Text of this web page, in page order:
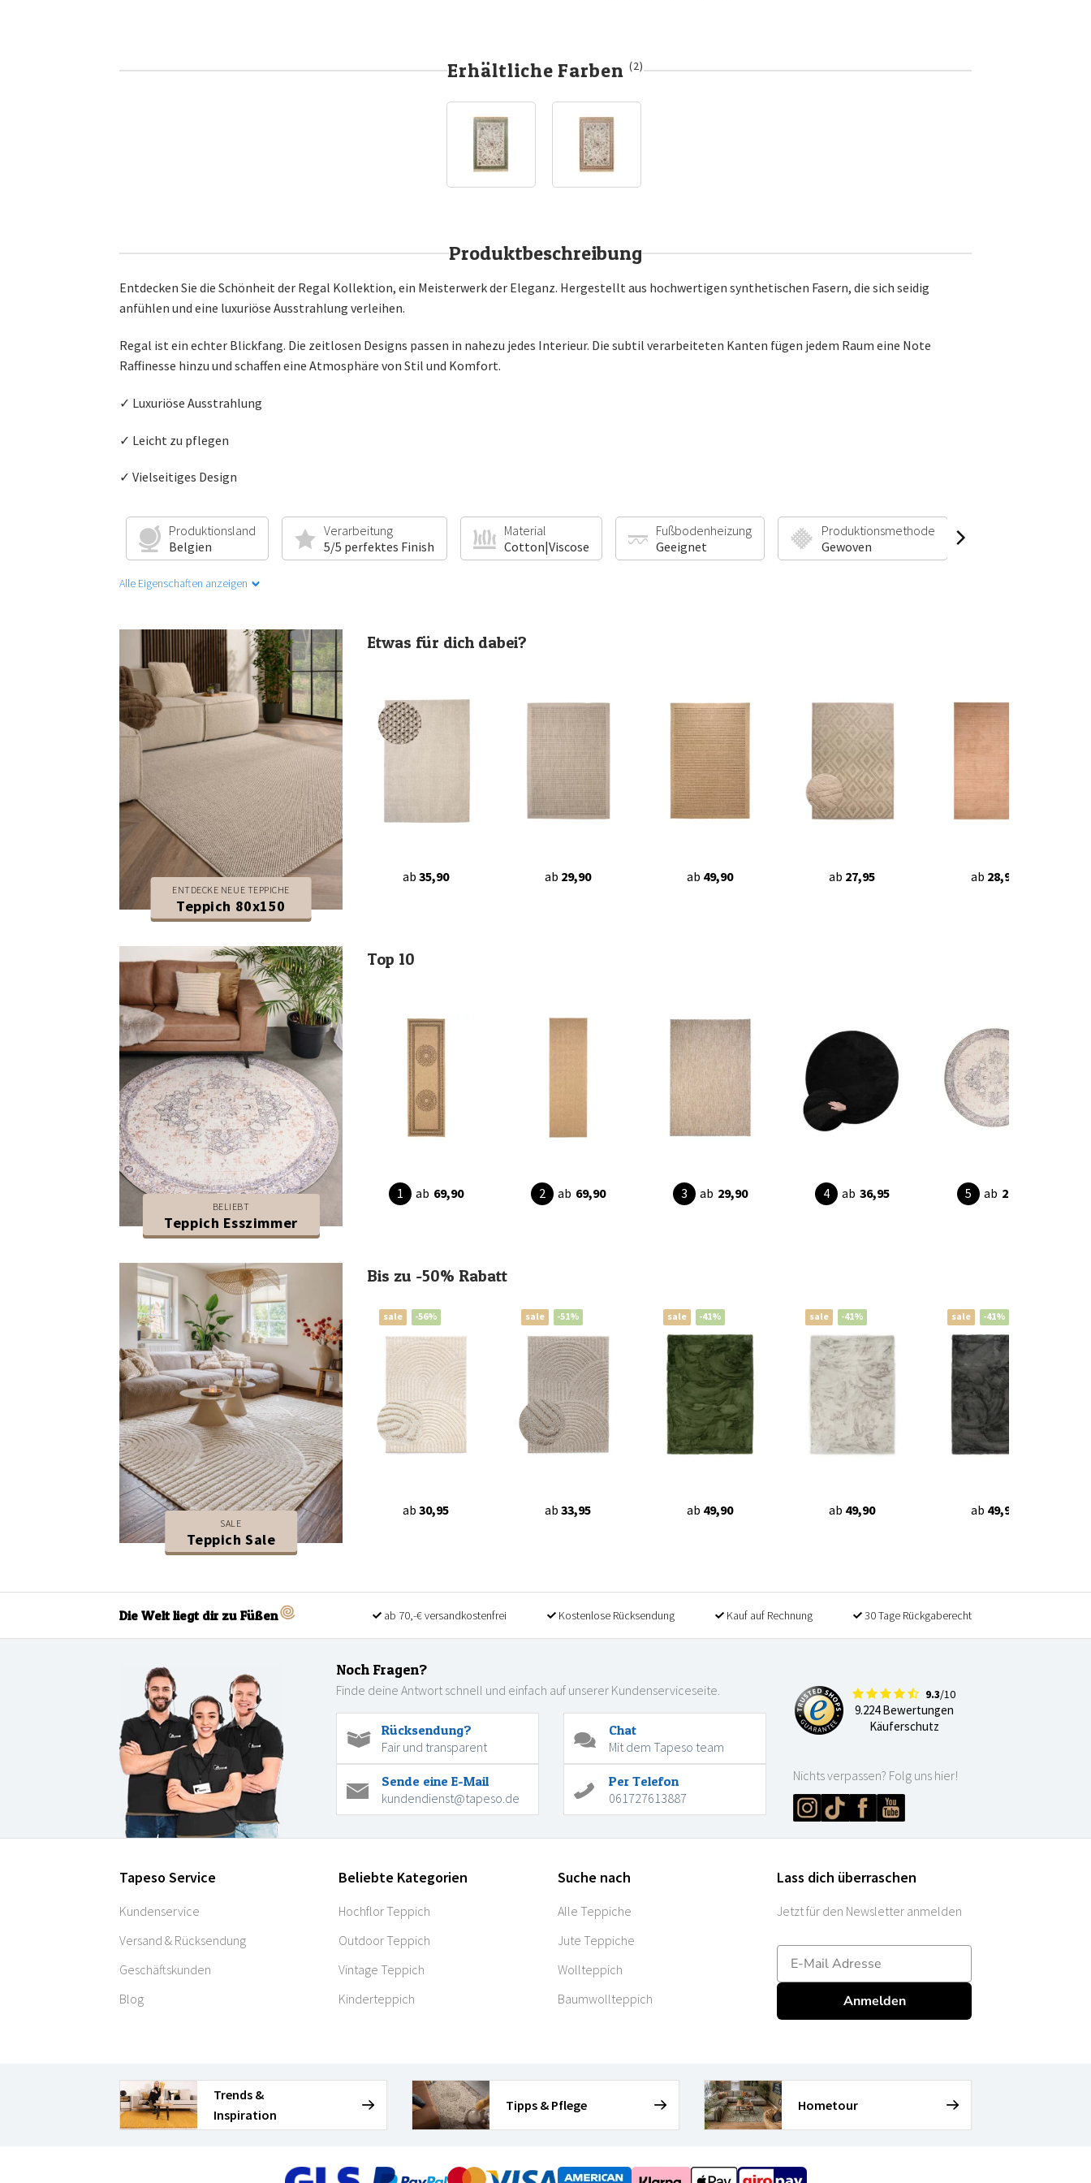
Erhältliche Farben(2)
Produktbeschreibung
Entdecken Sie die Schönheit der Regal Kollektion, ein Meisterwerk der Eleganz. Hergestellt aus hochwertigen synthetischen Fasern, die sich seidig
anfühlen und eine luxuriöse Ausstrahlung verleihen.
Regal ist ein echter Blickfang. Die zeitlosen Designs passen in nahezu jedes Interieur. Die subtil verarbeiteten Kanten fügen jedem Raum eine Note
Raffinesse hinzu und schaffen eine Atmosphäre von Stil und Komfort.
✓ Luxuriöse Ausstrahlung
✓ Leicht zu pflegen
✓ Vielseitiges Design
Produktionsland
Belgien
Verarbeitung
5/5 perfektes Finish
Material
Cotton|Viscose
Fußbodenheizung
Geeignet
Produktionsmethode
Gewoven
Alle Eigenschaften anzeigen
ENTDECKE NEUE TEPPICHE
Teppich 80x150
Etwas für dich dabei?
ab 35,90 ab 29,90 ab 49,90 ab 27,95 ab 28,95
BELIEBT
Teppich Esszimmer
Top 10
ab 69,90 ab 69,90 ab 29,90 ab 36,95 ab 29,90
SALE
Teppich Sale
Bis zu -50% Rabatt
sale -56%
ab 30,95
sale -51%
ab 33,95
sale -41%
ab 49,90
sale -41%
ab 49,90
sale -41%
ab 49,90
Die Welt liegt dir zu Füßen ab 70,-€ versandkostenfrei Kostenlose Rücksendung Kauf auf Rechnung 30 Tage Rückgaberecht
Noch Fragen?
Finde deine Antwort schnell und einfach auf unserer Kundenserviceseite.
Rücksendung?
Fair und transparent
Chat
Mit dem Tapeso team
Sende eine E-Mail
kundendienst@tapeso.de
Per Telefon
061727613887
9.3/10
9.224 Bewertungen
Käuferschutz
Nichts verpassen? Folg uns hier!
Tapeso Service
Kundenservice
Versand & Rücksendung
Geschäftskunden
Blog
Beliebte Kategorien
Hochflor Teppich
Outdoor Teppich
Vintage Teppich
Kinderteppich
Suche nach
Alle Teppiche
Jute Teppiche
Wollteppich
Baumwollteppich
Lass dich überraschen
Jetzt für den Newsletter anmelden
E-mailadres
Anmelden
Trends &
Inspiration
Tipps & Pflege Hometour